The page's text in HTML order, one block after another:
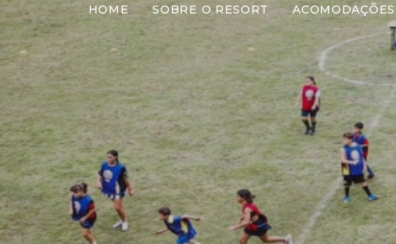
HOME SOBRE O RESORT ACOMODAÇÕES